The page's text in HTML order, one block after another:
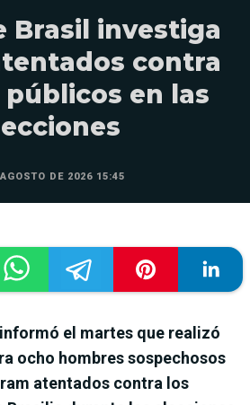
Brasil investiga
contra
en las
DE 2026 15:45
el martes que realizó
ocho hombres sospechosos
atentados contra los